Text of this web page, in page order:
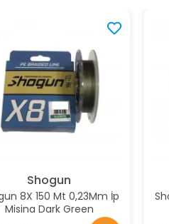
Shogun
8X 150 Mt 0,23Mm İp
Misina Dark Green